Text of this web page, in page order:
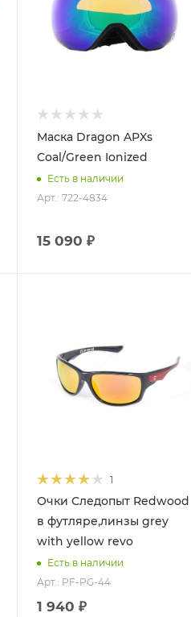
Маска Dragon APXs
Coal/Green Ionized
Есть в наличии
Арт.: 722-4834
15 090 ₽
1
Очки Следопыт Redwood
в футляре,линзы grey
with yellow revo
Есть в наличии
Арт.: PF-PG-44
1 940 ₽